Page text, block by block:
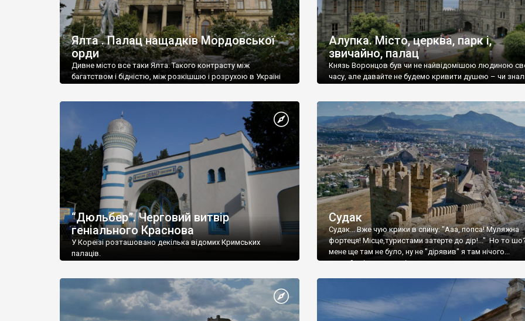
Ялта . Палац нащадків Мордовської
орди
Дивне місто все таки Ялта. Такого контрасту між
багатством і бідністю, між розкішшю і розрухою в Україні
Алупка. Місто, церква, парк і,
звичайно, палац
Князь Воронцов був чи не найвідомішою людиною
часу, але давайте не будемо кривити душею – чи
“Дюльбер”. Черговий витвір
геніального Краснова
У Кореїзі розташовано декілька відомих Кримських
палаців.
Судак
Судак... Вже чую крики в спину: "Ааа, попса! Муляжна
фортеця! Місце,туристами затерте до дір!..." Но то
мене ще там не було, ну не "дірявив" я там нічого...
принаймні до цього літа.